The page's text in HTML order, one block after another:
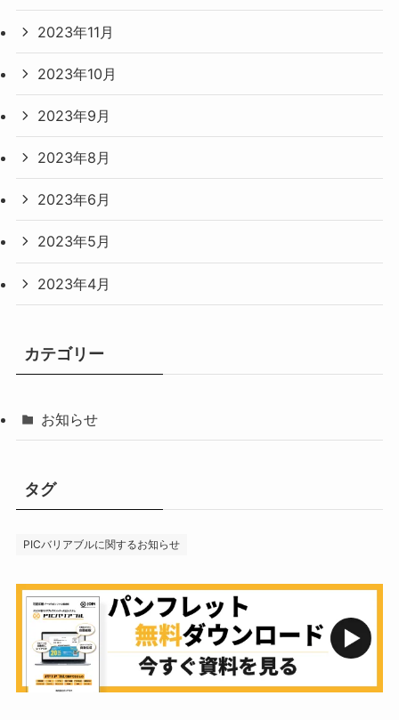
2023年11月
2023年10月
2023年9月
2023年8月
2023年6月
2023年5月
2023年4月
カテゴリー
お知らせ
タグ
PICバリアブルに関するお知らせ